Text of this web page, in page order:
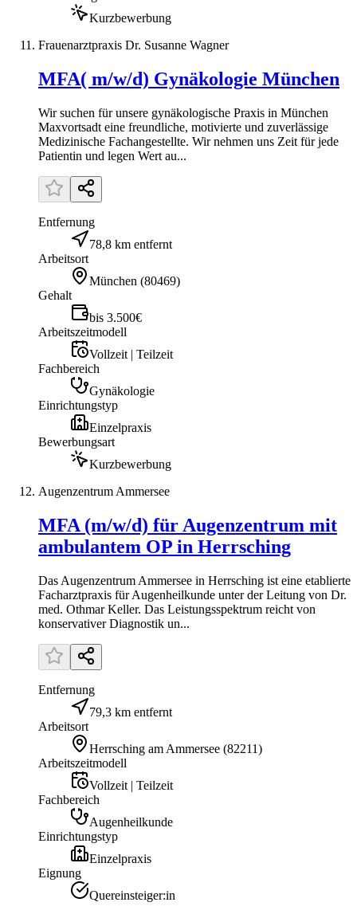
Kurzbewerbung
Frauenarztpraxis Dr. Susanne Wagner
MFA( m/w/d) Gynäkologie München
Wir suchen für unsere gynäkologische Praxis in München
Maxvortsadt eine freundliche, motivierte und zuverlässige
Medizinische Fachangestellte. Wir nehmen uns Zeit für jede
Patientin und legen Wert au...
Entfernung
78,8 km entfernt
Arbeitsort
München (80469)
Gehalt
bis 3.500€
Arbeitszeitmodell
Vollzeit | Teilzeit
Fachbereich
Gynäkologie
Einrichtungstyp
Einzelpraxis
Bewerbungsart
Kurzbewerbung
Augenzentrum Ammersee
MFA (m/w/d) für Augenzentrum mit
ambulantem OP in Herrsching
Das Augenzentrum Ammersee in Herrsching ist eine etablierte
Facharztpraxis für Augenheilkunde unter der Leitung von Dr.
med. Othmar Keller. Das Leistungsspektrum reicht von
konservativer Diagnostik un...
Entfernung
79,3 km entfernt
Arbeitsort
Herrsching am Ammersee (82211)
Arbeitszeitmodell
Vollzeit | Teilzeit
Fachbereich
Augenheilkunde
Einrichtungstyp
Einzelpraxis
Eignung
Quereinsteiger:in